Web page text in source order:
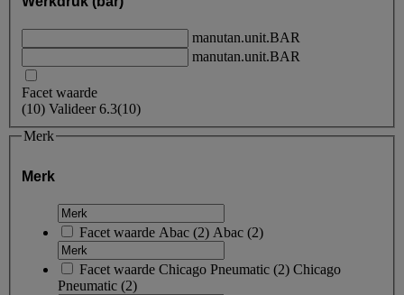
manutan.unit.BAR
manutan.unit.BAR
Facet waarde
(10) Valideer6.3(10)
Merk
Merk
Facet waarde Abac (2) Abac (2)
Facet waarde Chicago Pneumatic (2) Chicago
Pneumatic (2)